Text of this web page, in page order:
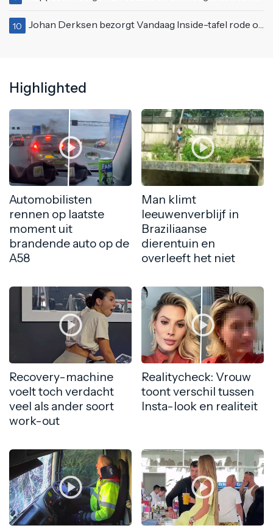
10 Johan Derksen bezorgt Vandaag Inside-tafel rode oortjes met vuig verhaal: "Dat gebeurde al in de gang"
Highlighted
Automobilisten
rennen op laatste
moment uit
brandende auto op de
A58
Man klimt
leeuwenverblijf in
Braziliaanse
dierentuin en
overleeft het niet
Recovery-machine
voelt toch verdacht
veel als ander soort
work-out
Realitycheck: Vrouw
toont verschil tussen
Insta-look en realiteit